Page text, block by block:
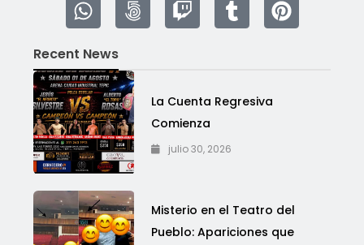
Recent News
La Cuenta Regresiva
Comienza
julio 30, 2026
Misterio en el Teatro del
Pueblo: Apariciones que